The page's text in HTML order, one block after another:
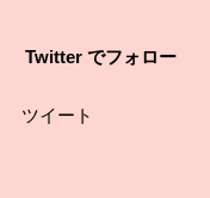
Twitter でフォロー
ツイート